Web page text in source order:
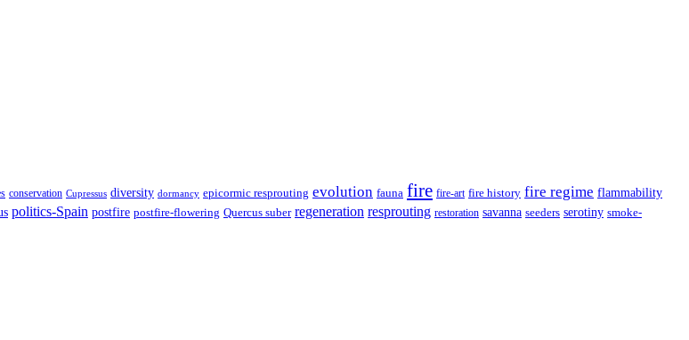
conservation Cupressus diversity dormancy epicormic resprouting evolution fauna fire fire-art fire history fire regime flammability
politics-Spain postfire postfire-flowering Quercus suber regeneration resprouting restoration savanna seeders serotiny smoke-